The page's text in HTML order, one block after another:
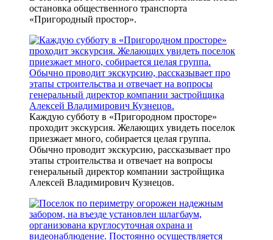
остановка общественного транспорта
«Пригородный простор».
Каждую субботу в «Пригородном просторе»
проходит экскурсия. Желающих увидеть поселок
приезжает много, собирается целая группа.
Обычно проводит экскурсию, рассказывает про
этапы строительства и отвечает на вопросы
генеральный директор компании застройщика
Алексей Владимирович Кузнецов.